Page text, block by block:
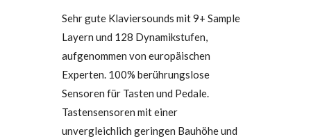
Sehr gute Klaviersounds mit 9+ Sample
Layern und 128 Dynamikstufen,
aufgenommen von europäischen
Experten. 100% berührungslose
Sensoren für Tasten und Pedale.
Tastensensoren mit einer
unvergleichlich geringen Bauhöhe und